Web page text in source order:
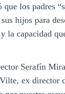
los padres
hijos para
la capacidad
Serafín
ex director